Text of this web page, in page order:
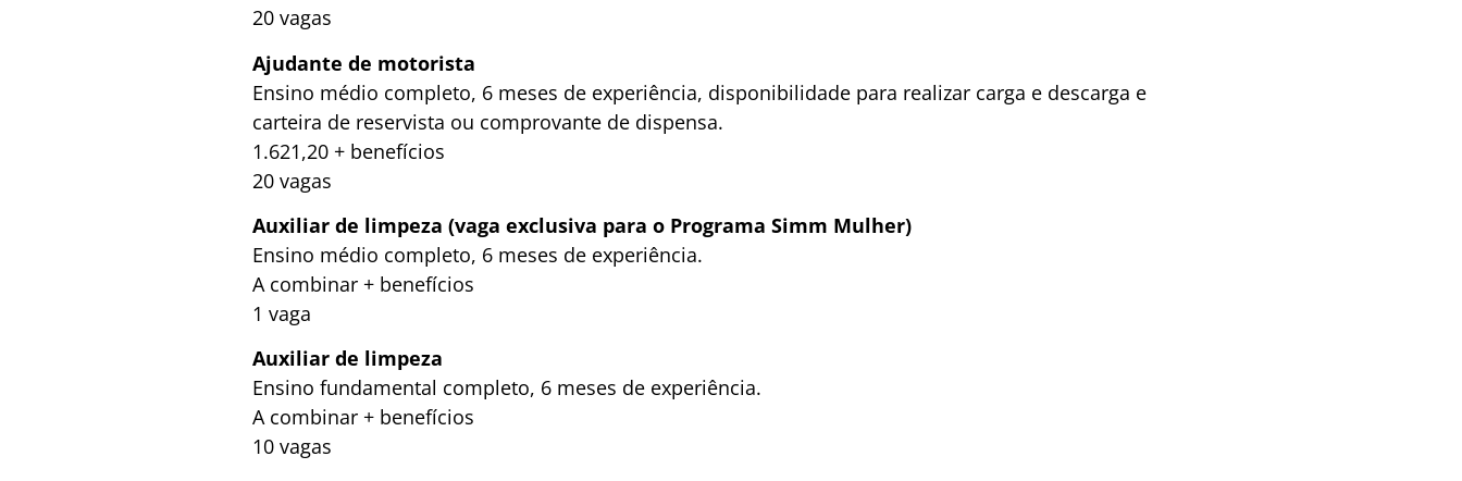
20 vagas
Ajudante de motorista
Ensino médio completo, 6 meses de experiência, disponibilidade para realizar carga e descarga e
carteira de reservista ou comprovante de dispensa.
1.621,20 + benefícios
20 vagas
Auxiliar de limpeza (vaga exclusiva para o Programa Simm Mulher)
Ensino médio completo, 6 meses de experiência.
A combinar + benefícios
1 vaga
Auxiliar de limpeza
Ensino fundamental completo, 6 meses de experiência.
A combinar + benefícios
10 vagas